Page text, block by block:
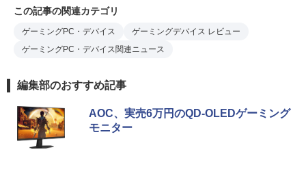
この記事の関連カテゴリ
ゲーミングPC・デバイス
ゲーミングデバイス レビュー
ゲーミングPC・デバイス関連ニュース
編集部のおすすめ記事
AOC、実売6万円のQD-OLEDゲーミング
モニター